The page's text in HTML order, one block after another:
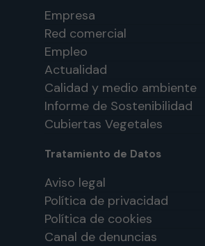
Empresa
Red comercial
Empleo
Actualidad
Calidad y medio ambiente
Informe de Sostenibilidad
Cubiertas Vegetales
Tratamiento de Datos
Aviso legal
Política de privacidad
Política de cookies
Canal de denuncias